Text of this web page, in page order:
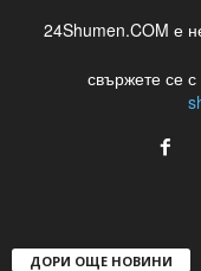
24Shumen.COM е
свържете се с
ДОРИ ОЩЕ НОВИНИ